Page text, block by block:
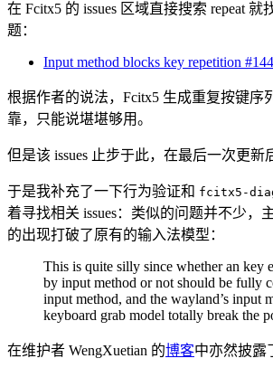
在 Fcitx5 的 issues 区域直接搜索 repeat 就
题：
Input method blocks key repetition
根据作者的说法，Fcitx5 生成重复按键序
靠，只能说堪堪够用。
但是该 issues 止步于此，在最后一次更新
于是我补充了一下行为验证和 fcitx5-
着寻找相关 issues：类似的问题并不少，
的出现打破了原有的输入法模型：
This is quite silly since whether an key
by input method or not should be fully
input method, and the wayland’s input
keyboard grab model totally break the
在维护者 WengXuetian 的博客中亦然披露